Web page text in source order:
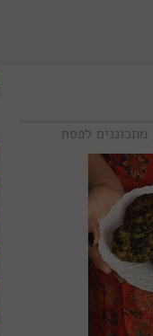
מתכוננים לפסח